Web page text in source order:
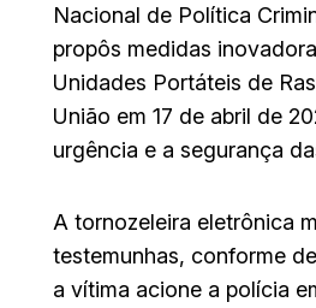
Nacional de Política
propôs medidas
Unidades Portáteis de
União em 17 de abril de
urgência e a segurança
A tornozeleira eletrônica
testemunhas, conforme
a vítima acione a polícia